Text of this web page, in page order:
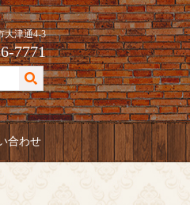
大津通4-3
7771
合わせ